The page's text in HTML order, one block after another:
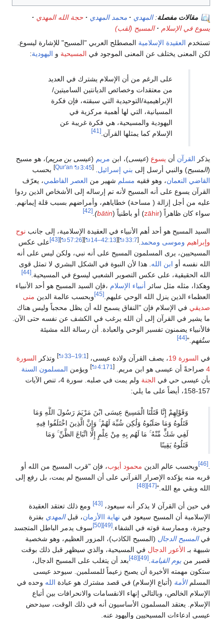
مقالات مفصلة:المهدي محمد المهدي
حجة الله المهدي
يسوع في الإسلام
المسيح (لقب)
تستخدم العقيدة الإسلامية المصطلح العربي "المسيح" للإشارة ليسوع.
لكن المعنى يختلف عن المعنى الموجود في المسيحية و اليهودية:
على الرغم من أن الإسلام يشترك في العديد
من معتقدات وخصائص الديانتين الساميتين/
الإبراهيمية/التوحيدية التي سبقته، فإن فكرة
المسيانية، التي لها أهمية مركزية في
اليهودية والمسيحية، هي فكرة غريبة عن
الإسلام كما يمثلها القرآن.[41]
يذكر القرآن أن يسوع (عيسى)، ابن مريم (عيسى بن مريم)، هو مسيح
(المسيح) والنبي أرسل إلى بني إسرائيل.
[
Qur'an 3:45
]بحسب
القاضي النعمان، وهو فقيه مسلم شهير من العصر الفاطمي، يعرّف
القرآن يسوع على أنه المسيح لأنه تم إرساله إلى الأشخاص الذين ردوا
عليه من أجل إزالة ( مساحة) خطاياهم، وأمراضهم بسبب قلة إيمانهم.
سواء كان ظاهراً (zāhir) أو باطنياً (bātin
).
[42]
السيد المسيح هو أحد أهم الأنبياء في العقيدة الإسلامية، إلى جانب نوح
وإبراهيم وموسى ومحمد.
[
33:7
]
[
42:13–14
]
[
57:26
]
[43]
على عكس
المسيحيين، يرى المسلمون المسيح على أنه نبي، ولكن ليس على أنه
الله نفسه أو ابن الله. هذا لأن النبوة في الشكل البشري لا تمثل قوى
الله الحقيقية، على عكس التصوير الشعبي ليسوع في المسيحية.[44]
وهكذا، مثله مثل سائر أنبياء الإسلام ،فإن السيد المسيح هو أحد الأنبياء
العظماء الذين ينزل الله الوحي عليهم.[45] وبحسب عالمة الدين منى
صديقي في الإسلام فإن "النفاق يسمح لله أن يظل محجباً وليس هناك
ما يشير في القرآن إلى أن الله يرغب في الكشف عن نفسه حتى الآن.
فالأنبياء يضمنون تفسير الوحي والعبادة. أن رسالة الله مشيئة
ستُفهم."[44]
في السورة 19 ، يصف القرآن ولادة عيسى، [
19:1–33
]وتذكر السورة
4 صراحةً أن عيسى هو ابن مريم. [
4:171
]ويؤمن المسلمون السنة
بأن عيسى حي في الجنة
ولم يمت في صلبه. سورة 4، تنص الآيات
157-158، أيضاً على ما يلي:
وَقَوْلِهِمْ إِنَّا قَتَلْنَا الْمَسِيحَ عِيسَى ابْنَ مَرْيَمَ رَسُولَ اللَّهِ وَمَا
قَتَلُوهُ وَمَا صَلَبُوهُ وَلَٰكِن شُبِّهَ لَهُمْ ۚ وَإِنَّ الَّذِينَ اخْتَلَفُوا فِيهِ
لَفِي شَكٍّ مِّنْهُ ۚ مَا لَهُم بِهِ مِنْ عِلْمٍ إِلَّا اتِّبَاعَ الظَّنِّ ۚ وَمَا
قَتَلُوهُ يَقِينًا
.
[46] وبحسب عالم الدين محمود أيوب، فإن "قرب المسيح من الله أو
قربه منه يؤكده الإصرار القرآني على أن المسيح لم يمت، بل رفع إلى
الله وبقي مع الله."[47]
[48]
في حين أن القرآن لا يذكر أنه سيعود، [43]
ومع ذلك تعتقد العقيدة
الإسلامية أن المسيح سيعود في نهاية االأزمان، قبلالمهدي بفترة
وجيزة، وممارسة قوته في الشفاء.[49]
[50]
سوف يدمر الباطل المتجسد
فيالمسيح الدجال (المسيح الكاذب)، المزور العظيم، وهو شخصية
شبيهة بـ الأعور الدجال في المسيحية، والذي سيظهر قبل ذلك بوقت
قصير من يوم القيامة.
[49]
[48]
بعد أن يتغلب على المسيح الدجال،
ستكون مهمته الأخيرة أن يصبح زعيماً للمسلمين. سيوحد عيسى
المسلمالأمة (أتباع الإسلام) في قصد مشترك هو عبادة الله وحده في
الإسلام الخالص، وبالتالي إنهاء الانقسامات والانحرافات بين أتباع
الإسلام. يعتقد المسلمون الأساسيون أنه في ذلك الوقت، سيدحض
عيسى ادعاءات المسيحيين واليهود عنه.